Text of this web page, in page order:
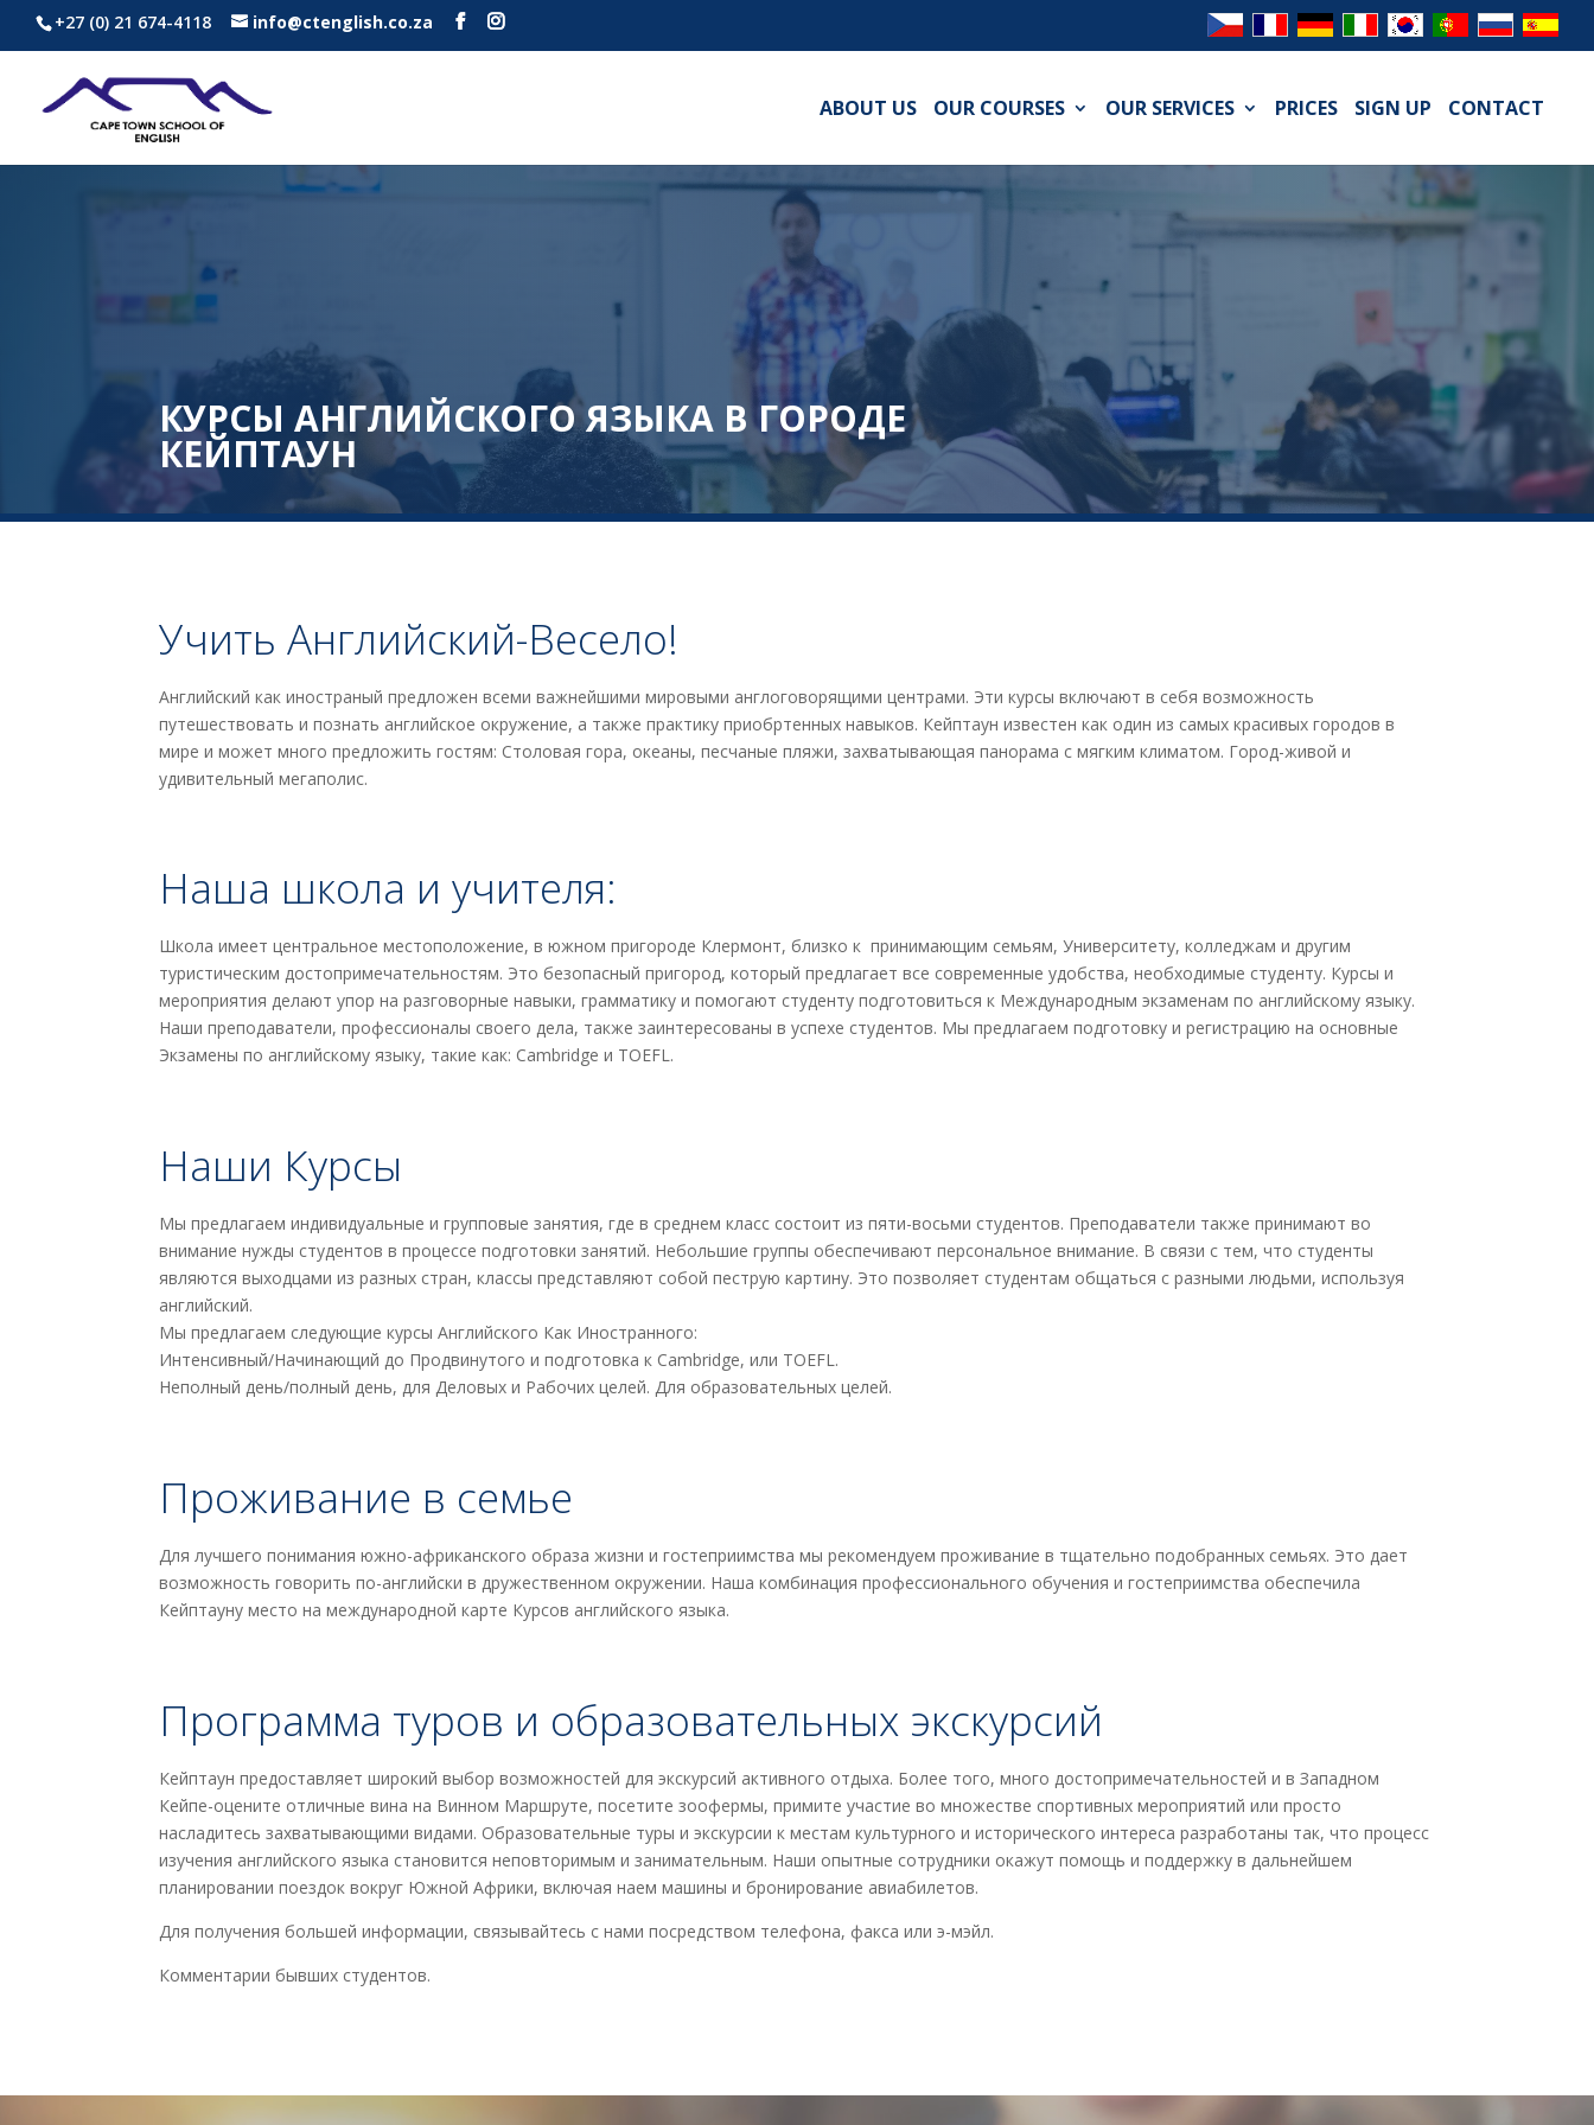
+27 (0) 21 674-4118 info@ctenglish.co.za
ABOUT US OUR COURSES OUR SERVICES PRICES SIGN UP CONTACT
КУРСЫ АНГЛИЙСКОГО ЯЗЫКА В ГОРОДЕ
КЕЙПТАУН
Учить Английский-Весело!
Английский как иностраный предложен всеми важнейшими мировыми англоговорящими центрами. Эти курсы включают в себя возможность
путешествовать и познать английское окружение, а также практику приобртенных навыков. Кейптаун известен как один из самых красивых городов в
мире и может много предложить гостям: Столовая гора, океаны, песчаные пляжи, захватывающая панорама с мягким климатом. Город-живой и
удивительный мегаполис.
Наша школа и учителя:
Школа имеет центральное местоположение, в южном пригороде Клермонт, близко к принимающим семьям, Университету, колледжам и другим
туристическим достопримечательностям. Это безопасный пригород, который предлагает все современные удобства, необходимые студенту. Курсы и
мероприятия делают упор на разговорные навыки, грамматику и помогают студенту подготовиться к Международным экзаменам по английскому языку.
Наши преподаватели, профессионалы своего дела, также заинтересованы в успехе студентов. Мы предлагаем подготовку и регистрацию на основные
Экзамены по английскому языку, такие как: Cambridge и TOEFL.
Наши Курсы
Мы предлагаем индивидуальные и групповые занятия, где в среднем класс состоит из пяти-восьми студентов. Преподаватели также принимают во
внимание нужды студентов в процессе подготовки занятий. Небольшие группы обеспечивают персональное внимание. В связи с тем, что студенты
являются выходцами из разных стран, классы представляют собой пеструю картину. Это позволяет студентам общаться с разными людьми, используя
английский.
Мы предлагаем следующие курсы Английского Как Иностранного:
Интенсивный/Начинающий до Продвинутого и подготовка к Cambridge, или TOEFL.
Неполный день/полный день, для Деловых и Рабочих целей. Для образовательных целей.
Проживание в семье
Для лучшего понимания южно-африканского образа жизни и гостеприимства мы рекомендуем проживание в тщательно подобранных семьях. Это дает
возможность говорить по-английски в дружественном окружении. Наша комбинация профессионального обучения и гостеприимства обеспечила
Кейптауну место на международной карте Курсов английского языка.
Программа туров и образовательных экскурсий
Кейптаун предоставляет широкий выбор возможностей для экскурсий активного отдыха. Более того, много достопримечательностей и в Западном
Кейпе-оцените отличные вина на Винном Маршруте, посетите зоофермы, примите участие во множестве спортивных мероприятий или просто
насладитесь захватывающими видами. Образовательные туры и экскурсии к местам культурного и исторического интереса разработаны так, что процесс
изучения английского языка становится неповторимым и занимательным. Наши опытные сотрудники окажут помощь и поддержку в дальнейшем
планировании поездок вокруг Южной Африки, включая наем машины и бронирование авиабилетов.
Для получения большей информации, связывайтесь c нами посредством телефона, факса или э-мэйл.
Комментарии бывших студентов.